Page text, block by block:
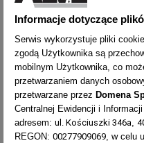
JAK CZYTAĆ
JAK
TYP
STOPNI
ZASIĘG
PRACY
[M]
TYP
LICZBA STOPNI
Informacje dotyczące
Serwis wykorzystuje pliki
zgodą Użytkownika są
mobilnym Użytkownika, co
przetwarzaniem danych
przetwarzane przez Domena
Centralnej Ewidencji i
adresem: ul. Kościuszki 346a
REGON: 00277909069 , w celu